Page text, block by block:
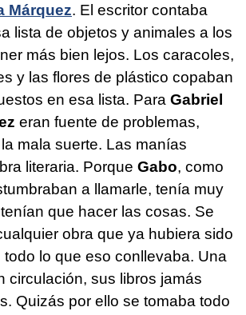
Márquez. El escritor contaba
lista de objetos y animales a los
más bien lejos. Los caracoles,
y las flores de plástico copaban
en esa lista. Para Gabriel
eran fuente de problemas,
mala suerte. Las manías
literaria. Porque Gabo, como
a llamarle, tenía muy
que hacer las cosas. Se
obra que ya hubiera sido
lo que eso conllevaba. Una
circulación, sus libros jamás
Quizás por ello se tomaba todo